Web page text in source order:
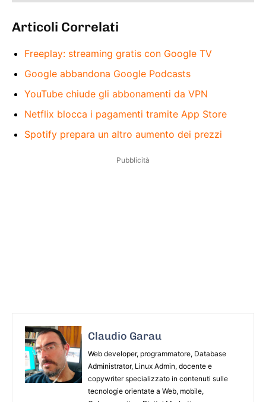
Articoli Correlati
Freeplay: streaming gratis con Google TV
Google abbandona Google Podcasts
YouTube chiude gli abbonamenti da VPN
Netflix blocca i pagamenti tramite App Store
Spotify prepara un altro aumento dei prezzi
Pubblicità
Claudio Garau
Web developer, programmatore, Database
Administrator, Linux Admin, docente e
copywriter specializzato in contenuti sulle
tecnologie orientate a Web, mobile,